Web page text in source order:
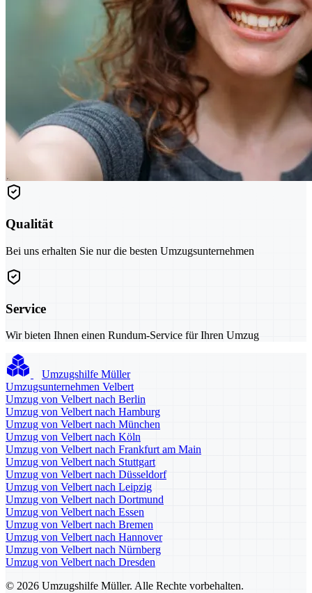
Qualität
Bei uns erhalten Sie nur die besten Umzugsunternehmen
Service
Wir bieten Ihnen einen Rundum-Service für Ihren Umzug
Umzugshilfe Müller
Umzugsunternehmen Velbert
Umzug von Velbert nach Berlin
Umzug von Velbert nach Hamburg
Umzug von Velbert nach München
Umzug von Velbert nach Köln
Umzug von Velbert nach Frankfurt am Main
Umzug von Velbert nach Stuttgart
Umzug von Velbert nach Düsseldorf
Umzug von Velbert nach Leipzig
Umzug von Velbert nach Dortmund
Umzug von Velbert nach Essen
Umzug von Velbert nach Bremen
Umzug von Velbert nach Hannover
Umzug von Velbert nach Nürnberg
Umzug von Velbert nach Dresden
© 2026 Umzugshilfe Müller. Alle Rechte vorbehalten.